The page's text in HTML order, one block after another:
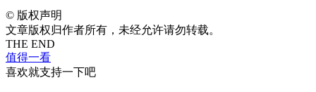
© 版权声明
文章版权归作者所有，未经允许请勿转载。
THE END
值得一看
喜欢就支持一下吧